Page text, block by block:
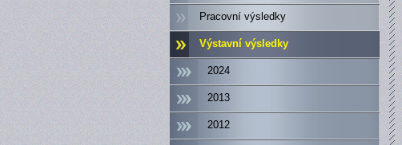
Pracovní výsledky
Výstavní výsledky
2024
2013
2012